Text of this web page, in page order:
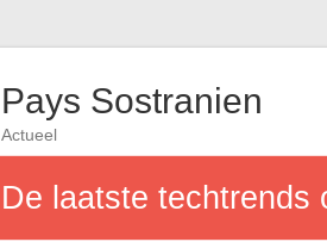
Pays Sostranien
Actueel
De laatste techtrends